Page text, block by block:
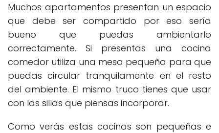
Muchos apartamentos presentan un espacio
que debe ser compartido por eso sería
bueno que puedas ambientarlo
correctamente. Si presentas una cocina
comedor utiliza una mesa pequeña para que
puedas circular tranquilamente en el resto
del ambiente. El mismo truco tienes que usar
con las sillas que piensas incorporar.
Como verás estas cocinas son pequeñas e